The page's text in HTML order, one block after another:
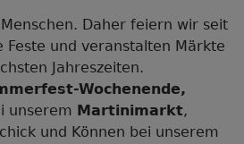
Daher feiern wir seit
Feste und veranstalten Märkte
Jahreszeiten.
Wochenende,
unserem Martinimarkt,
und Können bei unserem